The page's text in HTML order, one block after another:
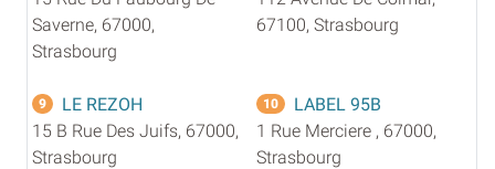
Saverne, 67000,
Strasbourg
67100, Strasbourg
9
LE REZOH
15 B Rue Des Juifs, 67000,
Strasbourg
10
LABEL 95B
1 Rue Merciere , 67000,
Strasbourg